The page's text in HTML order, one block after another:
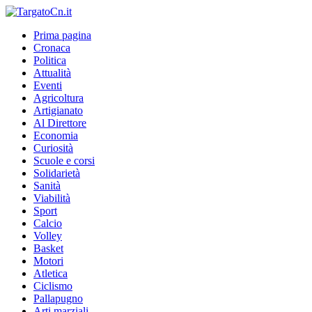
Prima pagina
Cronaca
Politica
Attualità
Eventi
Agricoltura
Artigianato
Al Direttore
Economia
Curiosità
Scuole e corsi
Solidarietà
Sanità
Viabilità
Sport
Calcio
Volley
Basket
Motori
Atletica
Ciclismo
Pallapugno